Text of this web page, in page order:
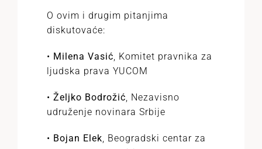
O ovim i drugim pitanjima
diskutovaće:
• Milena Vasić, Komitet pravnika za
ljudska prava YUCOM
• Željko Bodrožić, Nezavisno
udruženje novinara Srbije
• Bojan Elek, Beogradski centar za